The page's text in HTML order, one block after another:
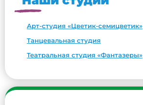
Арт-студия «Цветик-семицветик»
Танцевальная студия
Театральная студия «Фантазеры»